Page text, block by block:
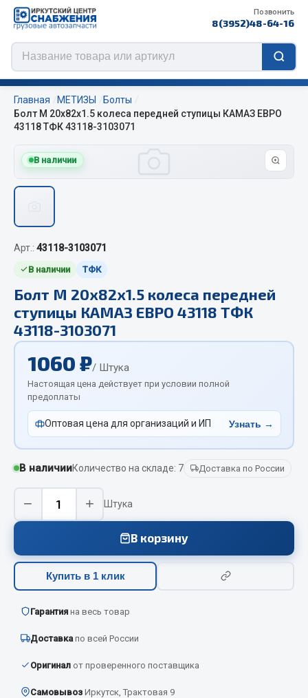
Позвонить
8(3952)48-64-16
ЦЕПИ РОССИЯ
Изготовление цепей на колеса BOHU
QITONG
Весь раздел
Отопители салона, подогреватели
Жидкостные подогреватели
Отопители салона
Подогреватели тосола
Весь раздел
Аптечки и знаки автомобильные
Брызговики
Вентиляторы кабины
Главная МЕТИЗЫ
Болты
Болт М 20х82х1.5 колеса передней ступицы КАМАЗ ЕВРО
43118 ТФК 43118-3103071
В наличии
Арт.: 43118-3103071
В наличии ТФК
Болт М 20х82х1.5 колеса передней
ступицы КАМАЗ ЕВРО 43118 ТФК
43118-3103071
1060 ₽/ Штука
Настоящая цена действует при условии полной
предоплаты
Оптовая цена для организаций и ИП Узнать →
В наличииКоличество на складе: 7 Доставка по России
− + Штука
В корзину
Купить в 1 клик
Гарантия на весь товар
Доставка по всей России
Оригинал от проверенного поставщика
Самовывоз Иркутск, Трактовая 9